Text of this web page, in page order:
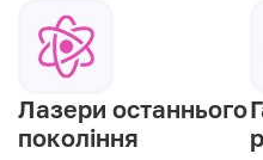
Лазери останнього
покоління